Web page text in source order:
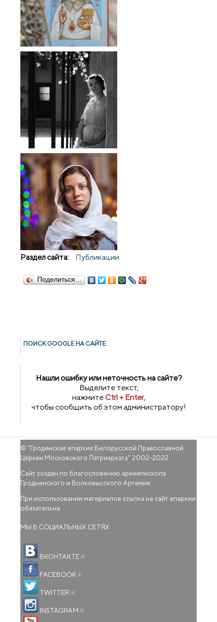
Раздел сайта: Публикации
Поделиться…
ПОИСК GOОGLE НА САЙТЕ
Нашли ошибку или неточность на сайте?
Выделите текст,
нажмитеCtrl + Enter,
чтобы сообщить об этом администратору!
© "Гроденская епархия Белорусской Православной
Церкви Московского Патриархата" 2002-2022
Сайт создан по благословению архиепископа
Гродненского и Волковысского Артемия.
При использовании материалов ссылка на сайт епархии
обязательна.
МЫ В СОЦИАЛЬНЫХ СЕТЯХ
ВКОНТАКТЕ
FACEBOOK
TWITTER
INSTAGRAM